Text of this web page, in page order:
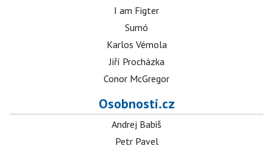
I am Figter
Sumó
Karlos Vémola
Jiří Procházka
Conor McGregor
Osobnosti.cz
Andrej Babiš
Petr Pavel